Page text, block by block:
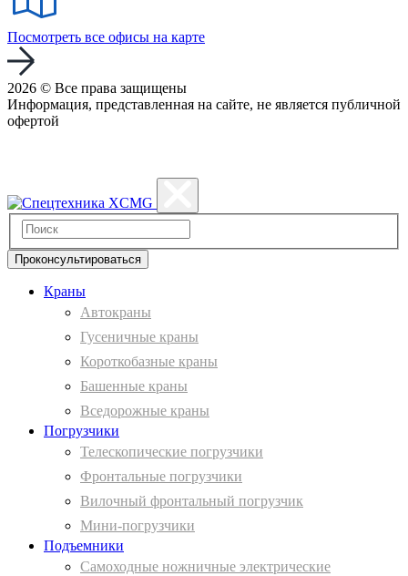
Посмотреть все офисы на карте
2026 © Все права защищены
Информация, представленная на сайте, не является публичной
офертой
Проконсультироваться
Краны
Автокраны
Гусеничные краны
Короткобазные краны
Башенные краны
Вcедорожные краны
Погрузчики
Телескопические погрузчики
Фронтальные погрузчики
Вилочный фронтальный погрузчик
Мини-погрузчики
Подъемники
Самоходные ножничные электрические